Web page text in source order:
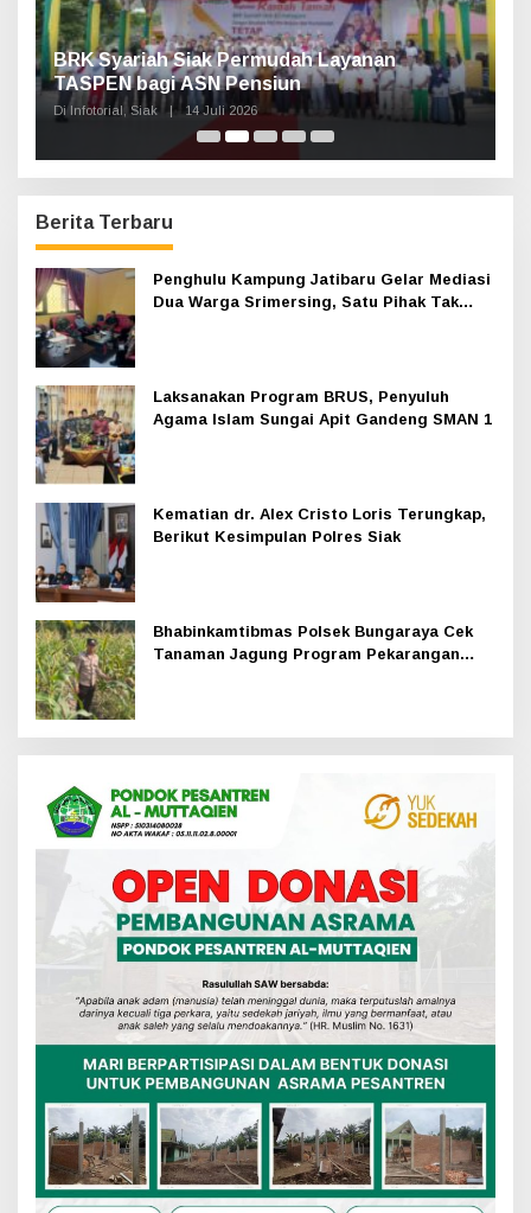
BRK Syariah Siak Permudah Layanan
TASPEN bagi ASN Pensiun
Di Infotorial, Siak | 14 Juli 2026
Berita Terbaru
Penghulu Kampung Jatibaru Gelar Mediasi
Dua Warga Srimersing, Satu Pihak Tak
Laksanakan Program BRUS, Penyuluh
Agama Islam Sungai Apit Gandeng SMAN 1
Kematian dr. Alex Cristo Loris Terungkap,
Berikut Kesimpulan Polres Siak
Bhabinkamtibmas Polsek Bungaraya Cek
Tanaman Jagung Program Pekarangan